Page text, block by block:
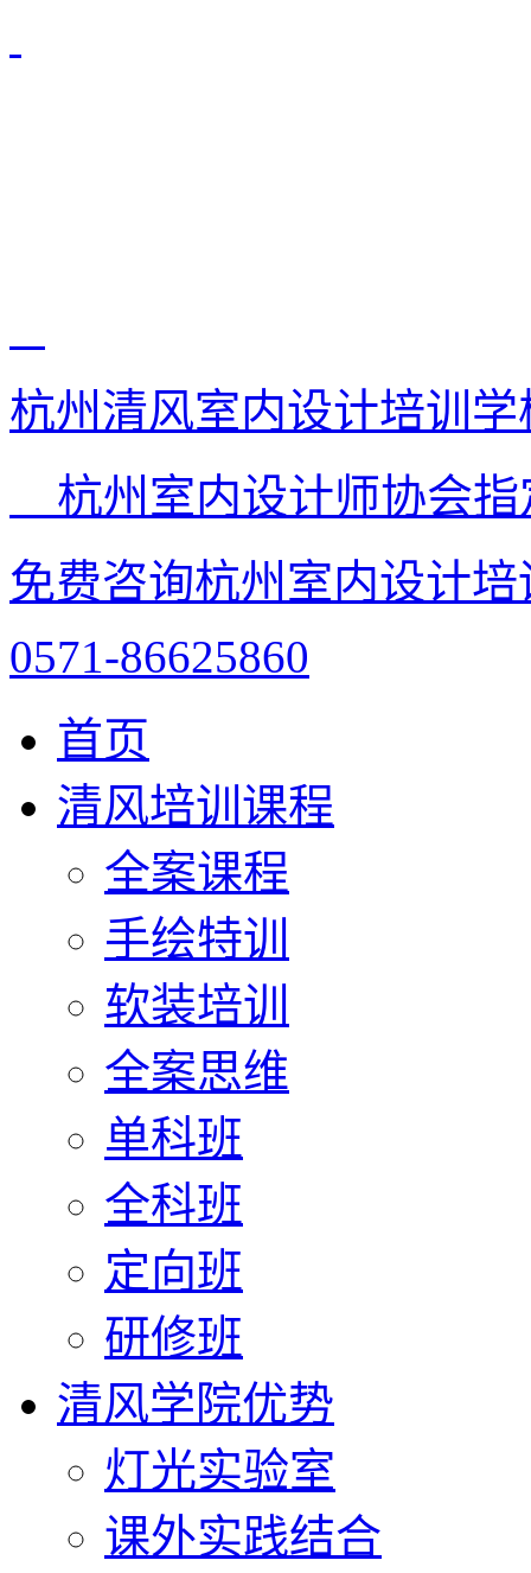
杭州清风室内设计培训学
杭州室内设计师协会
免费咨询杭州室内设计
0571-86625860
首页
清风培训课程
全案课程
手绘特训
软装培训
全案思维
单科班
全科班
定向班
研修班
清风学院优势
灯光实验室
课外实践结合